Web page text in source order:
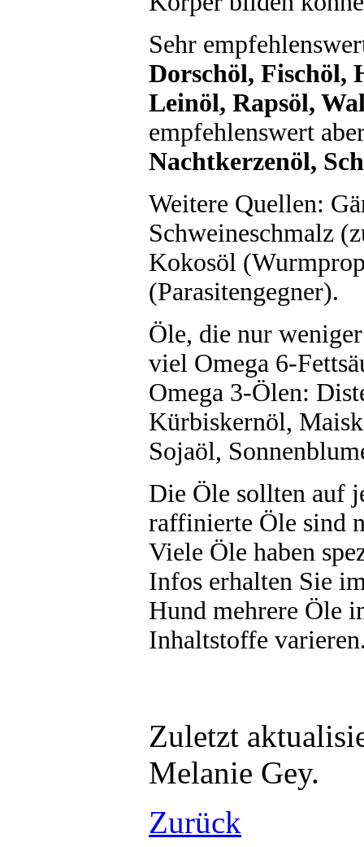
Sehr
Dorschöl, Fischöl,
Leinöl, Rapsöl,
empfehlenswert
Nachtkerzenöl,
Weitere Quellen:
Schweineschmalz
Kokosöl
(Parasitengegner).
Öle, die nur
viel Omega 6-
Omega 3-Ölen:
Kürbiskernöl,
Sojaöl,
Die Öle sollten auf
raffinierte Öle sind
Viele Öle haben
Infos erhalten Sie
Hund mehrere Öle
Inhaltstoffe
Zuletzt
Melanie Gey.
Zurück